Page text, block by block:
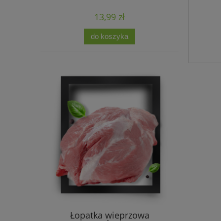
13,99 zł
do koszyka
Łopatka wieprzowa